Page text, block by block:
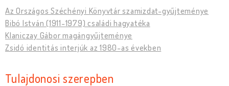
Az Országos Széchényi Könyvtár szamizdat-gyűjteménye
Bibó István (1911-1979) családi hagyatéka
Klaniczay Gábor magángyűjteménye
Zsidó identitás interjúk az 1980-as években
Tulajdonosi szerepben